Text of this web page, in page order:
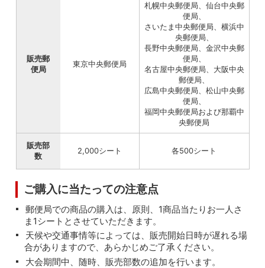
販売郵
便局
東京中央郵便局
札幌中央郵便局、仙台中央郵
便局、
さいたま中央郵便局、横浜中
央郵便局、
長野中央郵便局、金沢中央郵
便局、
名古屋中央郵便局、大阪中央
郵便局、
広島中央郵便局、松山中央郵
便局、
福岡中央郵便局および那覇中
央郵便局
販売部
数
2,000シート 各500シート
ご購入に当たっての注意点
郵便局での商品の購入は、原則、1商品当たりお一人さ
ま1シートとさせていただきます。
天候や交通事情等によっては、販売開始日時が遅れる場
合がありますので、あらかじめご了承ください。
大会期間中、随時、販売部数の追加を行います。